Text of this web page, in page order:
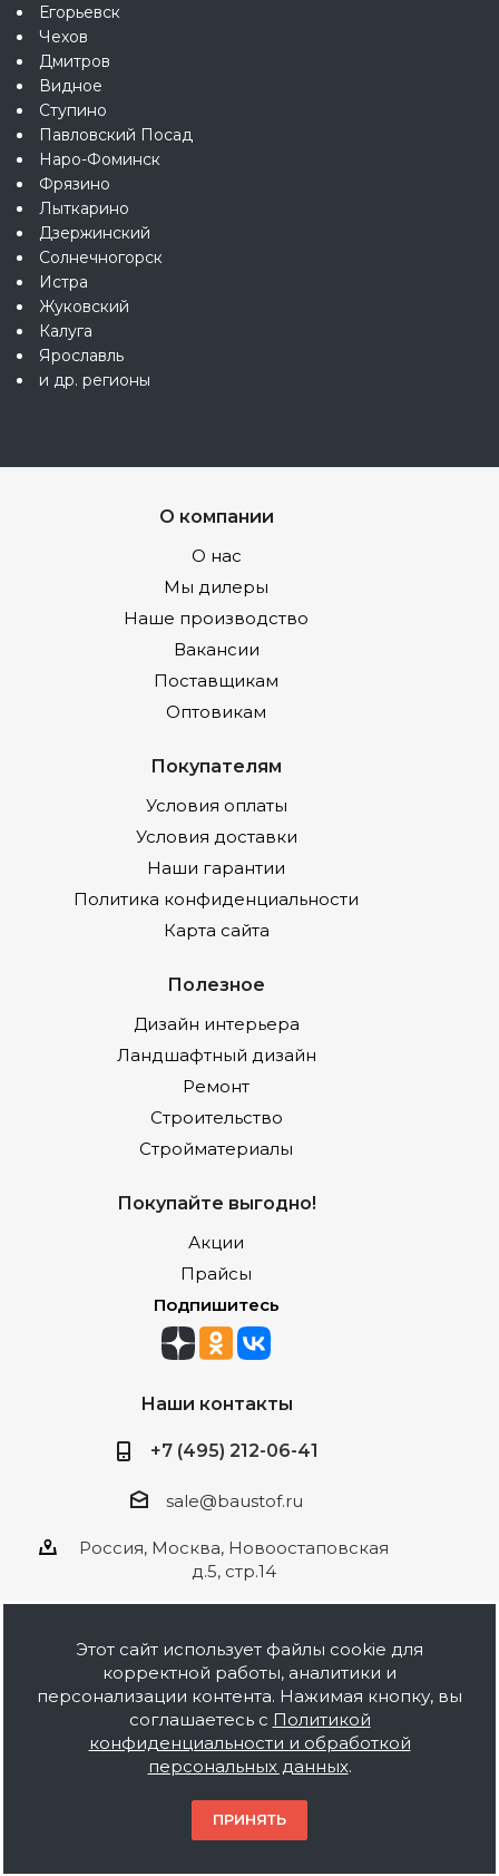
Егорьевск
Чехов
Дмитров
Видное
Ступино
Павловский Посад
Наро-Фоминск
Фрязино
Лыткарино
Дзержинский
Солнечногорск
Истра
Жуковский
Калуга
Ярославль
и др. регионы
О компании
О нас
Мы дилеры
Наше производство
Вакансии
Поставщикам
Оптовикам
Покупателям
Условия оплаты
Условия доставки
Наши гарантии
Политика конфиденциальности
Карта сайта
Полезное
Дизайн интерьера
Ландшафтный дизайн
Ремонт
Строительство
Стройматериалы
Покупайте выгодно!
Акции
Прайсы
Подпишитесь
Наши контакты
+7 (495) 212-06-41
sale@baustof.ru
Россия, Москва, Новоостаповская
д.5, стр.14
2026 © ООО Баустов. Собственное
производство лакокрасочной продукции,
оптовая и розничная продажа строительных
материалов, комплектация объектов под ключ.
Информация на сайте носит ознакомительный
характер и не является публичной офертой.
Этот сайт использует файлы cookie для
корректной работы, аналитики и
персонализации контента. Нажимая кнопку, вы
соглашаетесь с Политикой
конфиденциальности и обработкой
персональных данных.
ПРИНЯТЬ